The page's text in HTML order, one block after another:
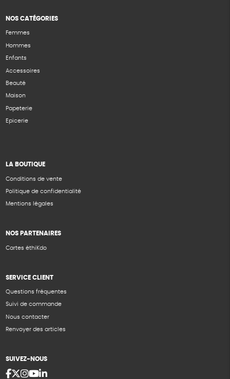
NOS CATÉGORIES
Femmes
Hommes
Enfants
Accessoires
Beauté
Maison
Papeterie
Epicerie
LA BOUTIQUE
Conditions de vente
Politique de confidentialité
Mentions légales
NOS PARTENAIRES
Cartes éthiKdo
SERVICE CLIENT
Questions fréquentes
Suivi de commande
Nous contacter
Renvoyer des articles
SUIVEZ-NOUS